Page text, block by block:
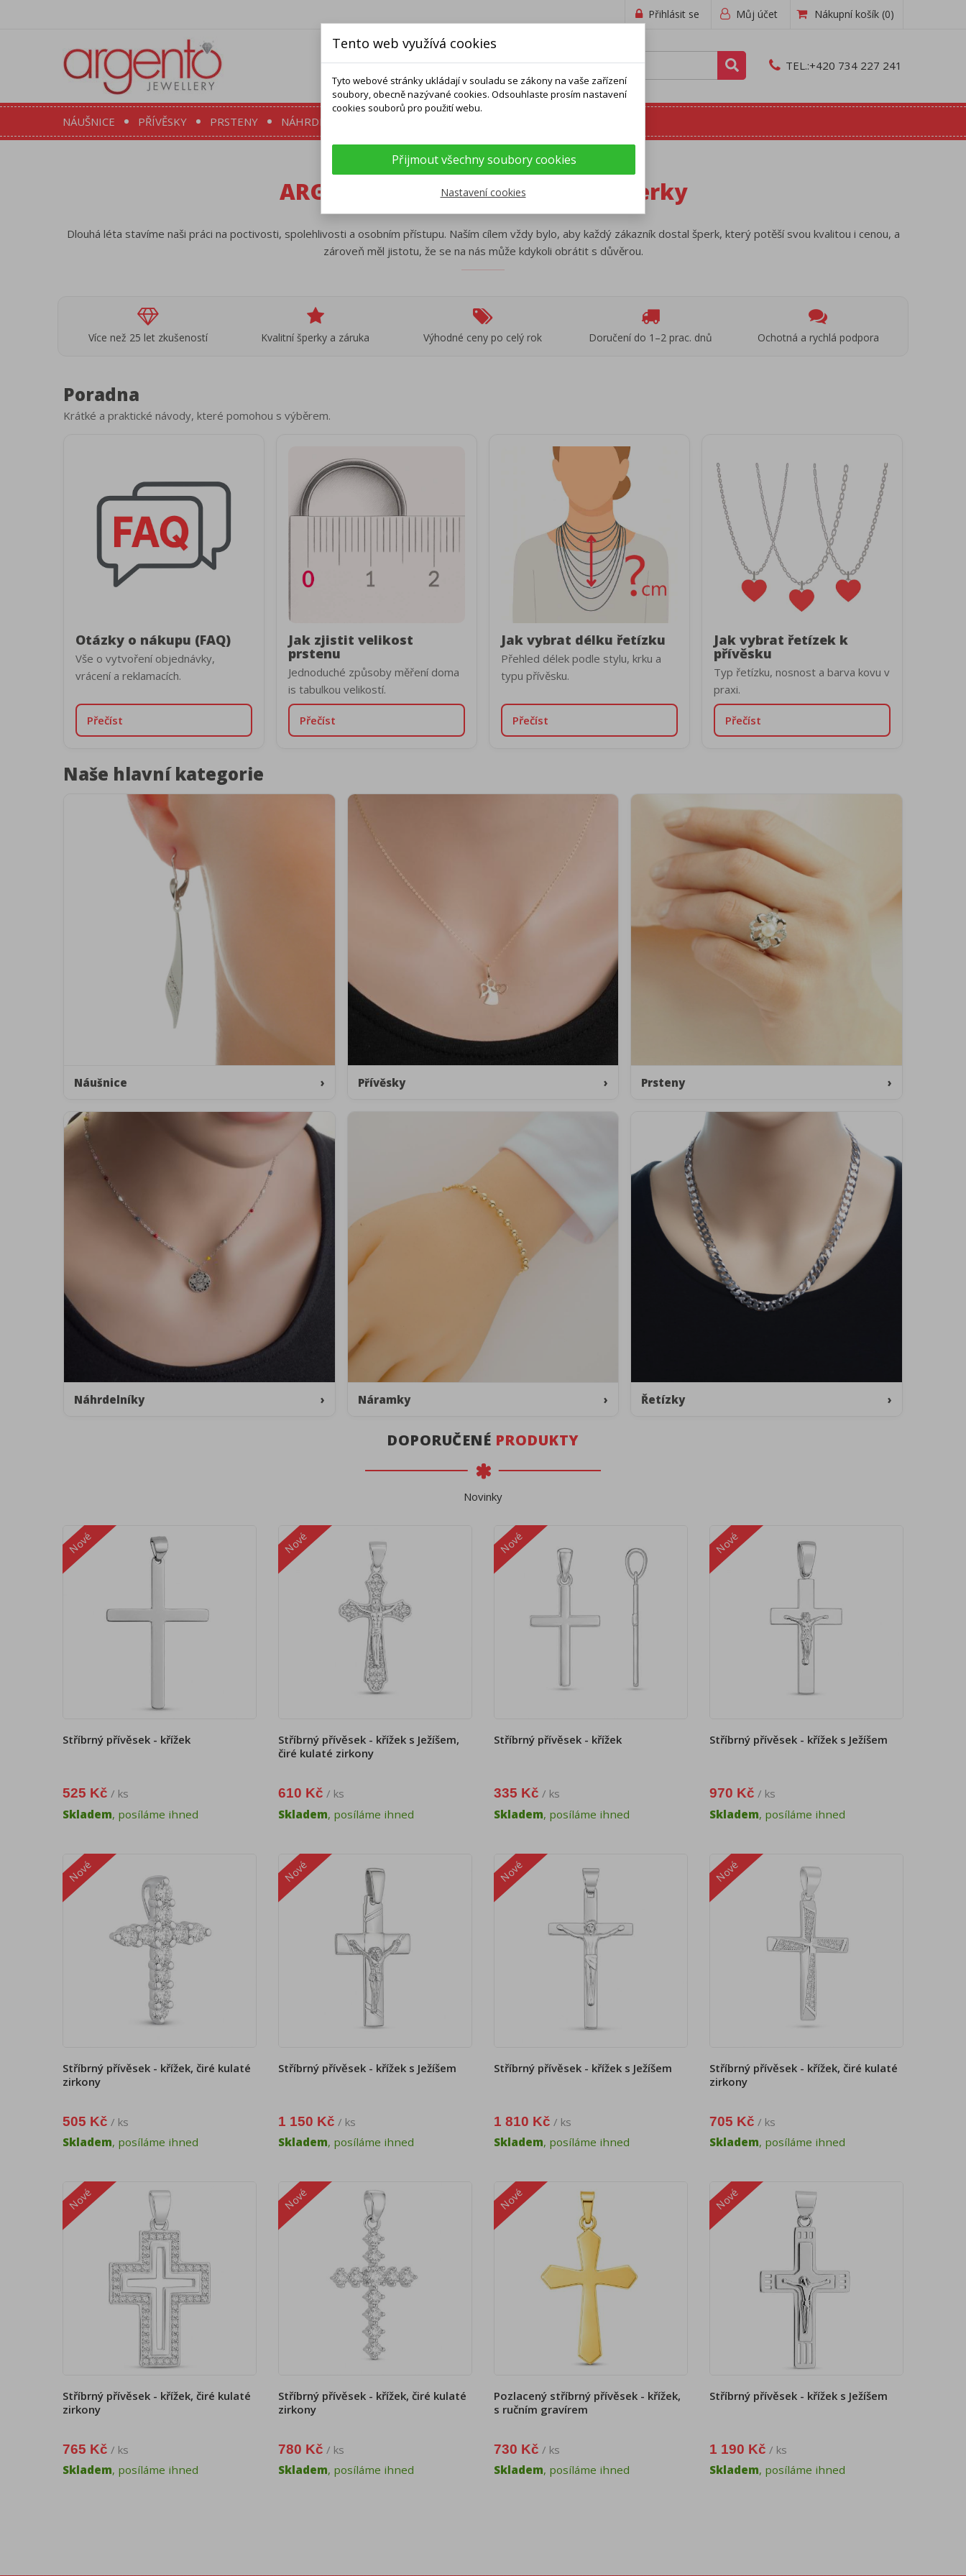
Můj účet
Přihlásit se Nákupní košík (0)
TEL.:+420 734 227 241
NÁUŠNICE PŘÍVĚSKY PRSTENY NÁHRDELNÍKY
ARGENTO.cz – stříbrné a zlaté šperky
Dlouhá léta stavíme naši práci na poctivosti, spolehlivosti a osobním přístupu. Naším cílem vždy bylo, aby každý zákazník dostal šperk, který potěší svou kvalitou i cenou, a
zároveň měl jistotu, že se na nás může kdykoli obrátit s důvěrou.
Více než 25 let zkušeností Kvalitní šperky a záruka Výhodné ceny po celý rok Doručení do 1–2 prac. dnů Ochotná a rychlá podpora
Poradna
Krátké a praktické návody, které pomohou s výběrem.
Otázky o nákupu (FAQ)
Vše o vytvoření objednávky,
vrácení a reklamacích.
Přečíst
Jak zjistit velikost
prstenu
Jednoduché způsoby měření doma
is tabulkou velikostí.
Přečíst
Jak vybrat délku řetízku
Přehled délek podle stylu, krku a
typu přívěsku.
Přečíst
Jak vybrat řetízek k
přívěsku
Typ řetízku, nosnost a barva kovu v
praxi.
Přečíst
Naše hlavní kategorie
Náušnice › Přívěsky › Prsteny ›
Náhrdelníky › Náramky › Řetízky ›
DOPORUČENÉ PRODUKTY
Novinky
Stříbrný přívěsek - křížek
525 Kč / ks
Skladem, posíláme ihned
Nové
Stříbrný přívěsek - křížek s Ježíšem,
čiré kulaté zirkony
610 Kč / ks
Skladem, posíláme ihned
Nové
Stříbrný přívěsek - křížek
335 Kč / ks
Skladem, posíláme ihned
Nové
Stříbrný přívěsek - křížek s Ježíšem
970 Kč / ks
Skladem, posíláme ihned
Nové
Stříbrný přívěsek - křížek, čiré kulaté
zirkony
505 Kč / ks
Skladem, posíláme ihned
Nové
Stříbrný přívěsek - křížek s Ježíšem
1 150 Kč / ks
Skladem, posíláme ihned
Nové
Stříbrný přívěsek - křížek s Ježíšem
1 810 Kč / ks
Skladem, posíláme ihned
Nové
Stříbrný přívěsek - křížek, čiré kulaté
zirkony
705 Kč / ks
Skladem, posíláme ihned
Nové
Stříbrný přívěsek - křížek, čiré kulaté
zirkony
765 Kč / ks
Skladem, posíláme ihned
Nové
Stříbrný přívěsek - křížek, čiré kulaté
zirkony
780 Kč / ks
Skladem, posíláme ihned
Nové
Pozlacený stříbrný přívěsek - křížek,
s ručním gravírem
730 Kč / ks
Skladem, posíláme ihned
Nové
Stříbrný přívěsek - křížek s Ježíšem
1 190 Kč / ks
Skladem, posíláme ihned
Nové
Tento web využívá cookies
Tyto webové stránky ukládají v souladu se zákony na vaše zařízení
soubory, obecně nazývané cookies. Odsouhlaste prosím nastavení
cookies souborů pro použití webu.
Přijmout všechny soubory cookies
Nastavení cookies